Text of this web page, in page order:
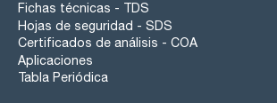
Fichas técnicas - TDS
Hojas de seguridad - SDS
Certificados de análisis - COA
Aplicaciones
Tabla Periódica